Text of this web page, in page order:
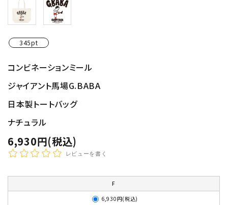
345pt
コンビネーションミール
ジャイアント馬場G.BABA
日本製トートバッグ
ナチュラル
6,930円(税込)
レビューを書く
F
6,930円(税込)